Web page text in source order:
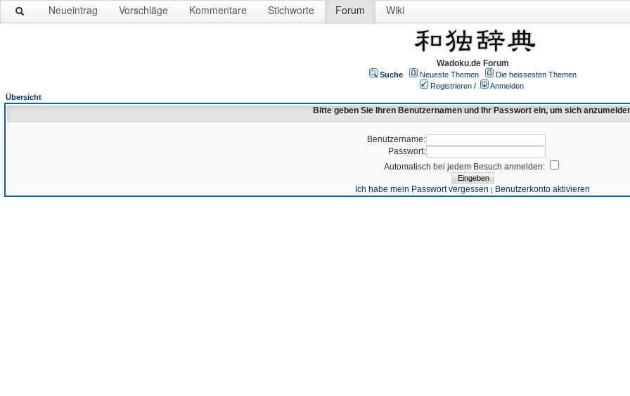
Neueintrag Vorschläge Kommentare Stichworte Forum Wiki
Wadoku.de Forum
Suche Neueste Themen
Die heissesten Themen
Registrieren /
Anmelden
Übersicht
Bitte geben Sie Ihren Benutzernamen und Ihr Passwort ein, um sich
Benutzername:
Passwort:
Automatisch bei jedem Besuch anmelden:
Ich habe mein Passwort vergessen | Benutzerkonto aktivieren